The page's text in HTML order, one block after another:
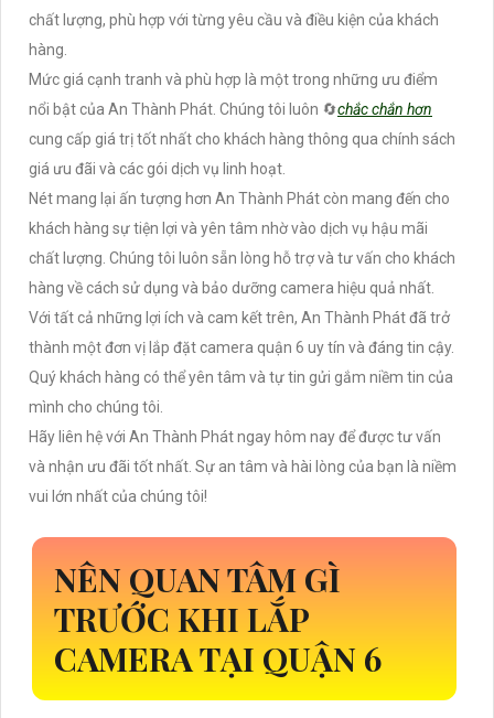
chất lượng, phù hợp với từng yêu cầu và điều kiện của khách
hàng.
Mức giá cạnh tranh và phù hợp là một trong những ưu điểm
nổi bật của An Thành Phát. Chúng tôi luôn 🔄chắc chắn hơn
cung cấp giá trị tốt nhất cho khách hàng thông qua chính sách
giá ưu đãi và các gói dịch vụ linh hoạt.
Nét mang lại ấn tượng hơn An Thành Phát còn mang đến cho
khách hàng sự tiện lợi và yên tâm nhờ vào dịch vụ hậu mãi
chất lượng. Chúng tôi luôn sẵn lòng hỗ trợ và tư vấn cho khách
hàng về cách sử dụng và bảo dưỡng camera hiệu quả nhất.
Với tất cả những lợi ích và cam kết trên, An Thành Phát đã trở
thành một đơn vị lắp đặt camera quận 6 uy tín và đáng tin cậy.
Quý khách hàng có thể yên tâm và tự tin gửi gắm niềm tin của
mình cho chúng tôi.
Hãy liên hệ với An Thành Phát ngay hôm nay để được tư vấn
và nhận ưu đãi tốt nhất. Sự an tâm và hài lòng của bạn là niềm
vui lớn nhất của chúng tôi!
NÊN QUAN TÂM GÌ
TRƯỚC KHI LẮP
CAMERA TẠI QUẬN 6